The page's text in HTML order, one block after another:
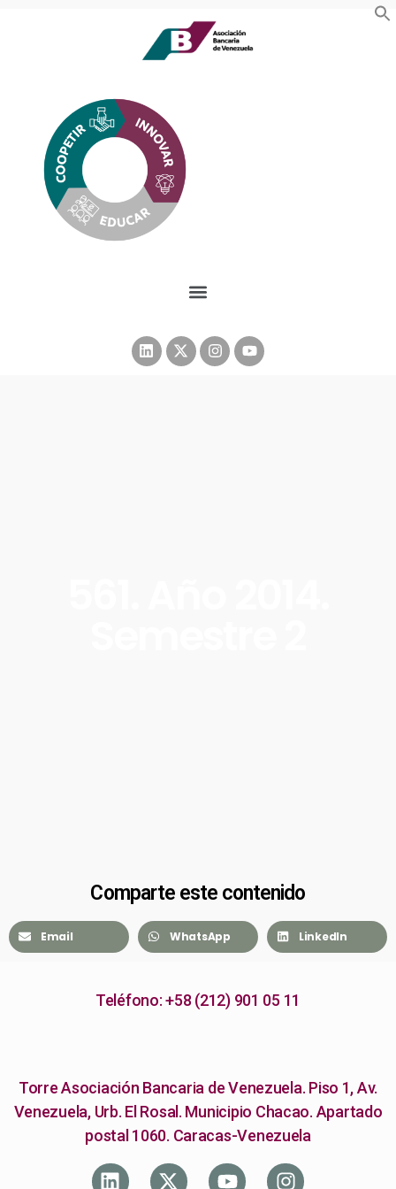
Comparte este contenido
Email WhatsApp LinkedIn
Teléfono: +58 (212) 901 05 11
Torre Asociación Bancaria de Venezuela. Piso 1, Av.
Venezuela, Urb. El Rosal. Municipio Chacao. Apartado
postal 1060. Caracas-Venezuela